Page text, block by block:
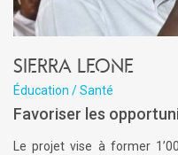
Sierra Leone
Éducation / Santé
Favoriser les
Le projet vise à former